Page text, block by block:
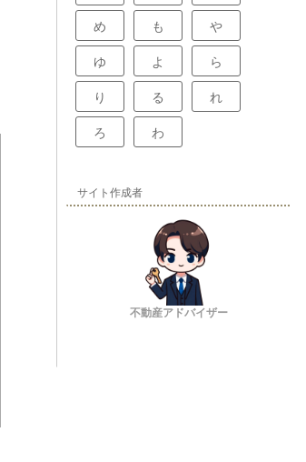
め も や
ゆ よ ら
り る れ
ろ わ
サイト作成者
不動産アドバイザー